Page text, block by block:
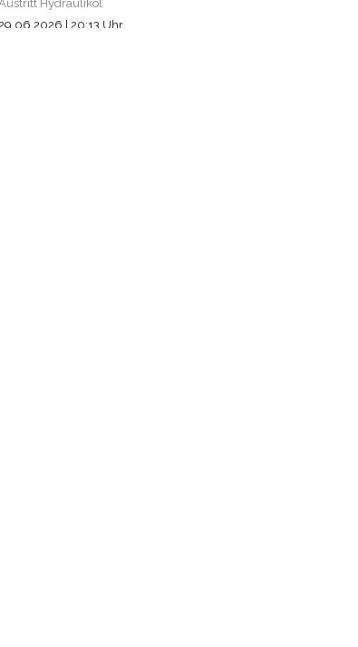
Hydrauliköl
| 20:13 Uhr